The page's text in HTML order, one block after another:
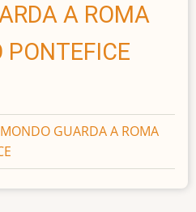
A ROMA
PONTEFICE
GUARDA A ROMA